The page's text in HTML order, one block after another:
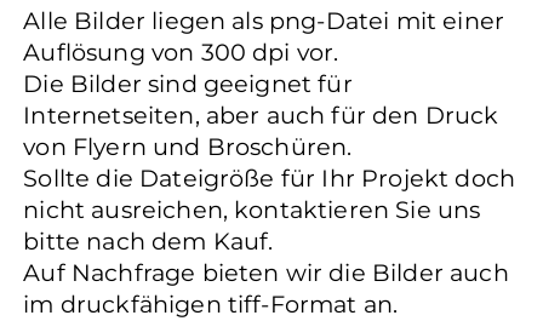
Alle Bilder liegen als png-Datei mit einer
Auflösung von 300 dpi vor.
Die Bilder sind geeignet für
Internetseiten, aber auch für den Druck
von Flyern und Broschüren.
Sollte die Dateigröße für Ihr Projekt doch
nicht ausreichen, kontaktieren Sie uns
bitte nach dem Kauf.
Auf Nachfrage bieten wir die Bilder auch
im druckfähigen tiff-Format an.